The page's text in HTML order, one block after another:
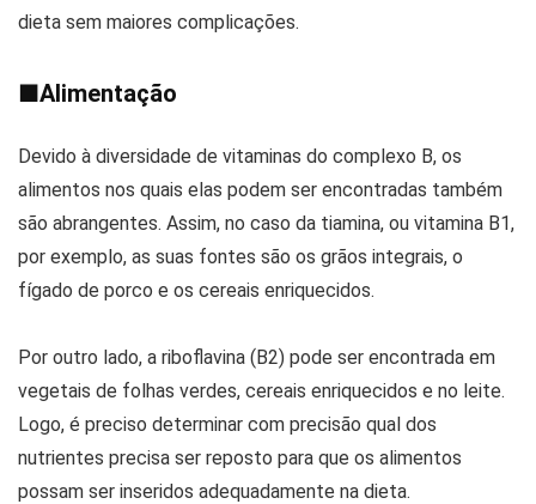
dieta sem maiores complicações.
■Alimentação
Devido à diversidade de vitaminas do complexo B, os
alimentos nos quais elas podem ser encontradas também
são abrangentes. Assim, no caso da tiamina, ou vitamina B1,
por exemplo, as suas fontes são os grãos integrais, o
fígado de porco e os cereais enriquecidos.
Por outro lado, a riboflavina (B2) pode ser encontrada em
vegetais de folhas verdes, cereais enriquecidos e no leite.
Logo, é preciso determinar com precisão qual dos
nutrientes precisa ser reposto para que os alimentos
possam ser inseridos adequadamente na dieta.